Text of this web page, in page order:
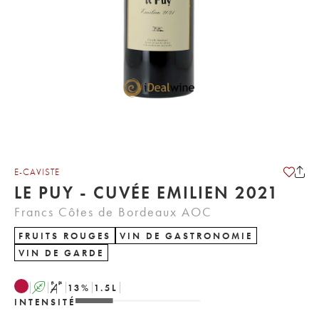
E-CAVISTE
LE PUY - CUVÉE EMILIEN 2021
Francs Côtes de Bordeaux AOC
FRUITS ROUGES
VIN DE GASTRONOMIE
VIN DE GARDE
A S 13% 1.5 L
INTENSITÉ